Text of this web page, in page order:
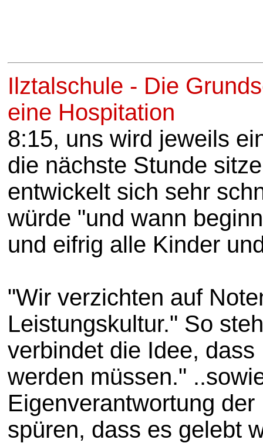
Ilztalschule - Die
eine Hospitation
8:15, uns wird jeweils
die nächste Stunde
entwickelt sich sehr
würde "und wann
und eifrig alle Kinder
"Wir verzichten auf
Leistungskultur." So
verbindet die Idee,
werden müssen."
Eigenverantwortung
spüren, dass es gelebt